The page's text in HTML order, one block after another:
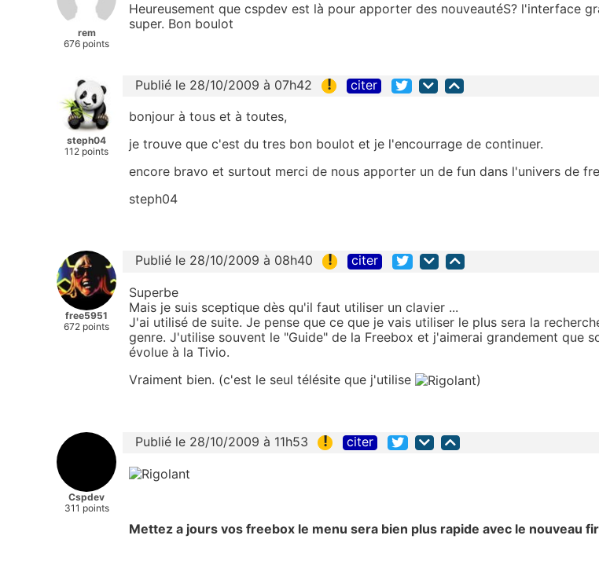
rem
676 points
Heureusement que cspdev est là pour apporter des nouveautéS? l'interface
super. Bon boulot
steph04
112 points
Publié le 28/10/2009 à 07h42 ! citer
bonjour à tous et à toutes,
je trouve que c'est du tres bon boulot et je l'encourrage de continuer.
encore bravo et surtout merci de nous apporter un de fun dans l'univers de
steph04
free5951
672 points
Publié le 28/10/2009 à 08h40 ! citer
Superbe
Mais je suis sceptique dès qu'il faut utiliser un clavier ...
J'ai utilisé de suite. Je pense que ce que je vais utiliser le plus sera la
genre. J'utilise souvent le "Guide" de la Freebox et j'aimerai grandement que
évolue à la Tivio.
Vraiment bien. (c'est le seul télésite que j'utilise
)
Cspdev
311 points
Publié le 28/10/2009 à 11h53 ! citer
Mettez a jours vos freebox le menu sera bien plus rapide avec le nouveau